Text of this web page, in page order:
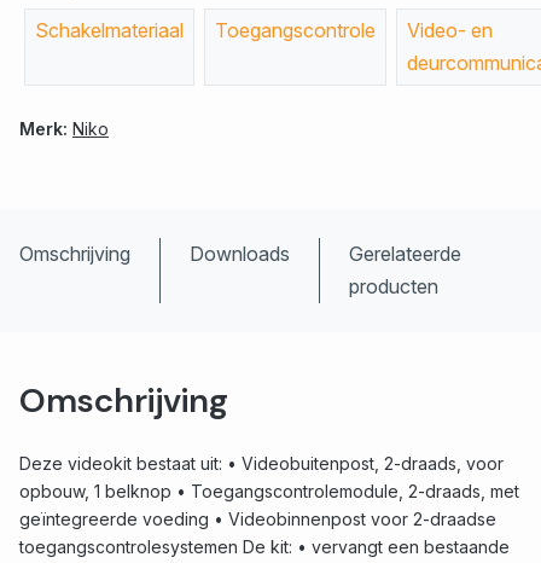
Schakelmateriaal Toegangscontrole
Video- en
Merk: Niko
Omschrijving Downloads
Gerelateerde
producten
Omschrijving
Deze videokit bestaat uit: • Videobuitenpost, 2-draads, voor
opbouw, 1 belknop • Toegangscontrolemodule, 2-draads, met
geïntegreerde voeding • Videobinnenpost voor 2-draadse
toegangscontrolesystemen De kit: • vervangt een bestaande